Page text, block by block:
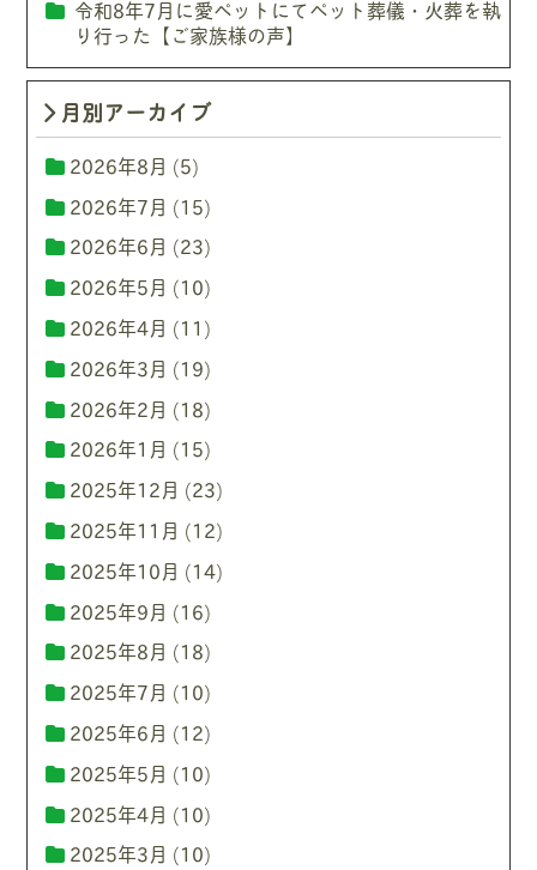
令和8年7月に愛ペットにてペット葬儀・火葬を執
り行った【ご家族様の声】
月別アーカイブ
2026年8月 (5)
2026年7月 (15)
2026年6月 (23)
2026年5月 (10)
2026年4月 (11)
2026年3月 (19)
2026年2月 (18)
2026年1月 (15)
2025年12月 (23)
2025年11月 (12)
2025年10月 (14)
2025年9月 (16)
2025年8月 (18)
2025年7月 (10)
2025年6月 (12)
2025年5月 (10)
2025年4月 (10)
2025年3月 (10)